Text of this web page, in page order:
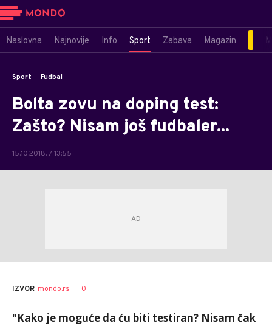
Naslovna Najnovije Info Sport Zabava Magazin
Sport Fudbal
Bolta zovu na doping test:
Zašto? Nisam još fudbaler...
15.10.2018. / 13:55
IZVOR mondo.rs 0
"Kako je moguće da ću biti testiran? Nisam čak